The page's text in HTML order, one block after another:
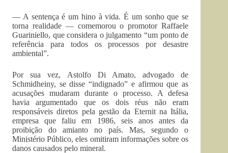
— A sentença é um hino à vida. É um sonho que se
torna realidade — comemorou o promotor Raffaele
Guariniello, que considera o julgamento “um ponto de
referência para todos os processos por desastre
ambiental”.
Por sua vez, Astolfo Di Amato, advogado de
Schmidheiny, se disse “indignado” e afirmou que as
acusações mudaram durante o processo. A defesa
havia argumentado que os dois réus não eram
responsáveis diretos pela gestão da Eternit na Itália,
empresa que faliu em 1986, seis anos antes da
proibição do amianto no país. Mas, segundo o
Ministério Público, eles omitiram informações sobre os
danos causados pelo mineral.